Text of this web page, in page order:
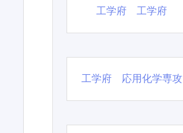
工学府 工学府
工学府 応用化学専攻